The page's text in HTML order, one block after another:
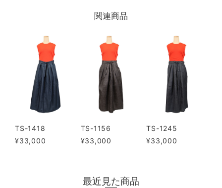
関連商品
TS-1418
¥33,000
TS-1156
¥33,000
TS-1245
¥33,000
最近見た商品